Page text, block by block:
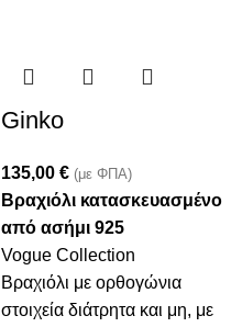
Ginko
135,00 € (με ΦΠΑ)
Βραχιόλι κατασκευασμένο
από ασήμι 925
Vogue Collection
Βραχιόλι με ορθογώνια
στοιχεία διάτρητα και μη, με